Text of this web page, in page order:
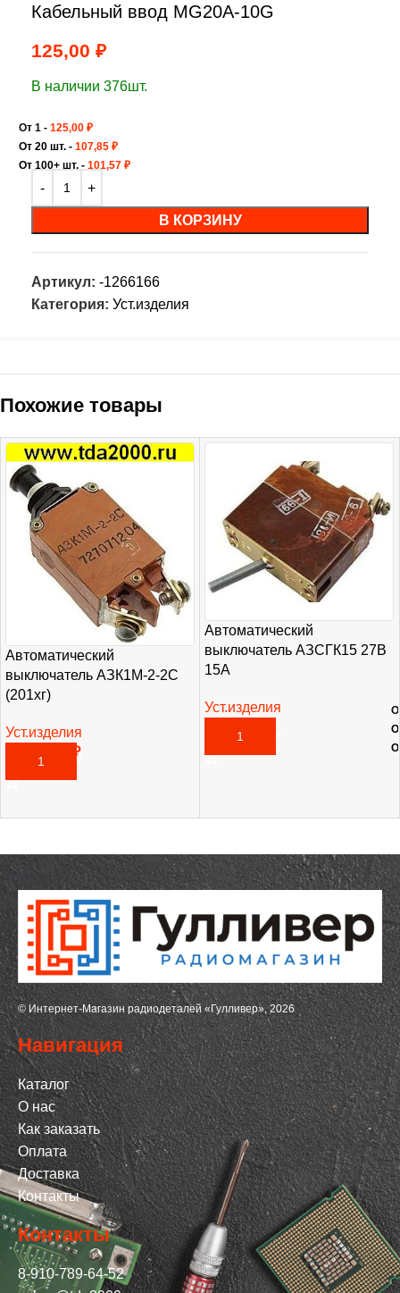
Кабельный ввод MG20A-10G
125,00 ₽
В наличии 376шт.
От 1 - 125,00 ₽
От 20 шт. - 107,85 ₽
От 100+ шт. - 101,57 ₽
В КОРЗИНУ
Артикул: -1266166
Категория: Уст.изделия
Похожие товары
Автоматический
выключатель АЗК1М-2-2С
(201хг)
Уст.изделия
₽
В КОРЗИНУ
Автоматический
выключатель АЗСГК15 27В
15А
Уст.изделия
В КОРЗИНУ
© Интернет-Магазин радиодеталей «Гулливер», 2026
Навигация
Каталог
О нас
Как заказать
Оплата
Доставка
Контакты
Контакты
8-910-789-64-52